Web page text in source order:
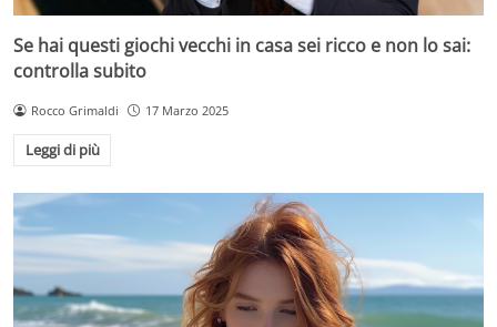
Se hai questi giochi vecchi in casa sei ricco e non lo sai:
controlla subito
Rocco Grimaldi 17 Marzo 2025
Leggi di più